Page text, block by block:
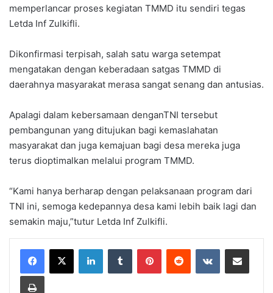
memperlancar proses kegiatan TMMD itu sendiri tegas
Letda Inf Zulkifli.
Dikonfirmasi terpisah, salah satu warga setempat
mengatakan dengan keberadaan satgas TMMD di
daerahnya masyarakat merasa sangat senang dan antusias.
Apalagi dalam kebersamaan denganTNI tersebut
pembangunan yang ditujukan bagi kemaslahatan
masyarakat dan juga kemajuan bagi desa mereka juga
terus dioptimalkan melalui program TMMD.
“Kami hanya berharap dengan pelaksanaan program dari
TNI ini, semoga kedepannya desa kami lebih baik lagi dan
semakin maju,”tutur Letda Inf Zulkifli.
LinkedInTumblr PinterestReddit VKontakteShare via Email
Print